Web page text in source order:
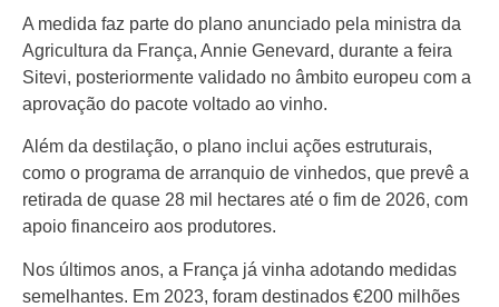
A medida faz parte do plano anunciado pela ministra da
Agricultura da França, Annie Genevard, durante a feira
Sitevi, posteriormente validado no âmbito europeu com a
aprovação do pacote voltado ao vinho.
Além da destilação, o plano inclui ações estruturais,
como o programa de arranquio de vinhedos, que prevê a
retirada de quase 28 mil hectares até o fim de 2026, com
apoio financeiro aos produtores.
Nos últimos anos, a França já vinha adotando medidas
semelhantes. Em 2023, foram destinados €200 milhões